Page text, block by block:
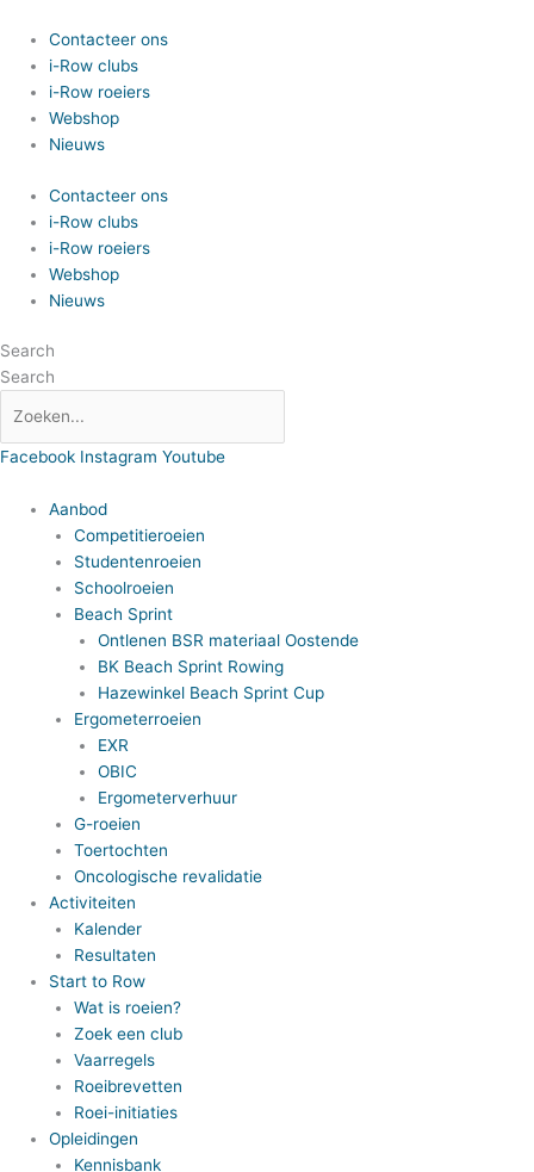
naar
inhoud
Contacteer ons
i-Row clubs
i-Row roeiers
Webshop
Nieuws
Contacteer ons
i-Row clubs
i-Row roeiers
Webshop
Nieuws
Search
Search
Facebook Instagram Youtube
Aanbod
Competitieroeien
Studentenroeien
Schoolroeien
Beach Sprint
Ontlenen BSR materiaal Oostende
BK Beach Sprint Rowing
Hazewinkel Beach Sprint Cup
Ergometerroeien
EXR
OBIC
Ergometerverhuur
G-roeien
Toertochten
Oncologische revalidatie
Activiteiten
Kalender
Resultaten
Start to Row
Wat is roeien?
Zoek een club
Vaarregels
Roeibrevetten
Roei-initiaties
Opleidingen
Kennisbank